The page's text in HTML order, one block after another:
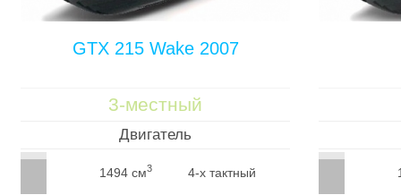
GTX 215 Wake 2007
3-местный
Двигатель
1494 см3 4-х тактный